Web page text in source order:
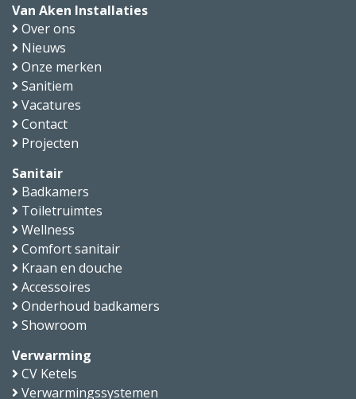
Van Aken Installaties
Over ons
Nieuws
Onze merken
Sanitiem
Vacatures
Contact
Projecten
Sanitair
Badkamers
Toiletruimtes
Wellness
Comfort sanitair
Kraan en douche
Accessoires
Onderhoud badkamers
Showroom
Verwarming
CV Ketels
Verwarmingssystemen